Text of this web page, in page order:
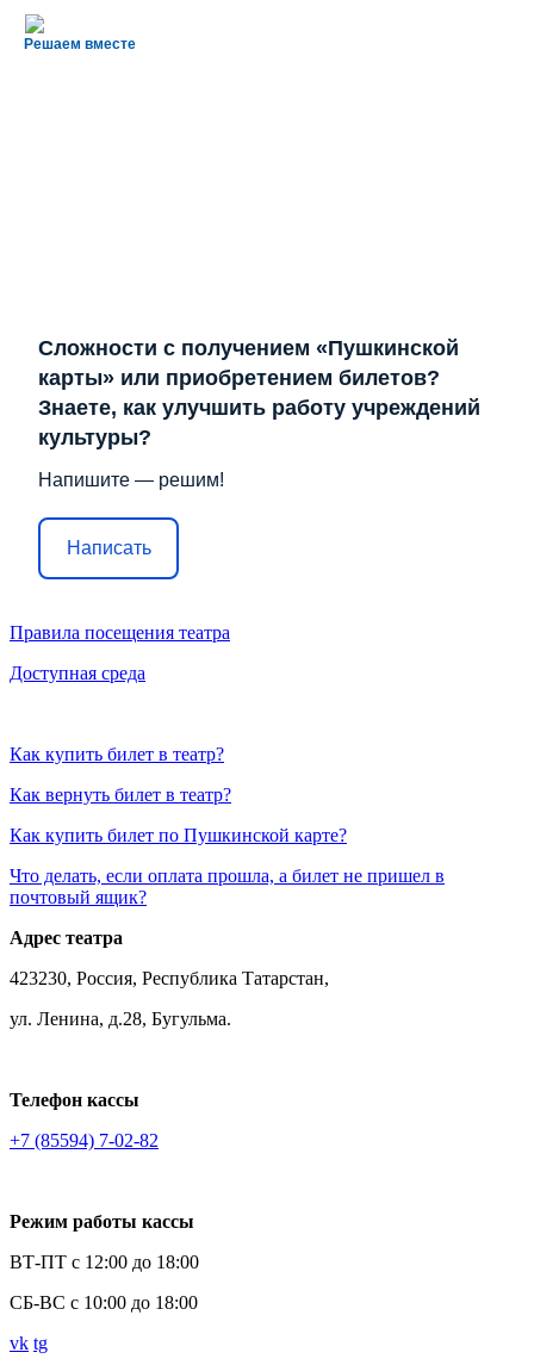
Решаем вместе
Сложности с получением «Пушкинской
карты» или приобретением билетов?
Знаете, как улучшить работу учреждений
культуры?
Напишите — решим!
Написать
Правила посещения театра
Доступная среда
Как купить билет в театр?
Как вернуть билет в театр?
Как купить билет по Пушкинской карте?
Что делать, если оплата прошла, а билет не пришел в
почтовый ящик?
Адрес театра
423230, Россия, Республика Татарстан,
ул. Ленина, д.28, Бугульма.
Телефон кассы
+7 (85594) 7-02-82
Режим работы кассы
ВТ-ПТ с 12:00 до 18:00
СБ-ВС с 10:00 до 18:00
vk tg